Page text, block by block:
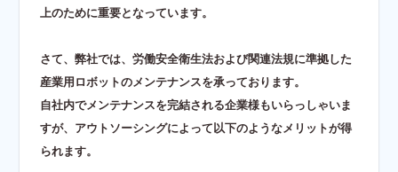
上のために重要となっています。
さて、弊社では、労働安全衛生法および関連法規に準拠した
産業用ロボットのメンテナンスを承っております。
自社内でメンテナンスを完結される企業様もいらっしゃいま
すが、アウトソーシングによって以下のようなメリットが得
られます。